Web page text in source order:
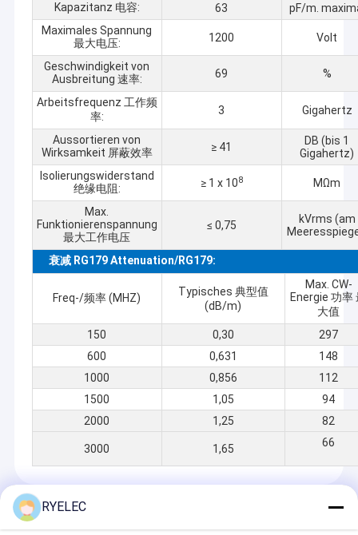
Kapazitanz 电容:
63
pF/m.
Maximales Spannung
最大电压:
1200 Volt
Geschwindigkeit von
Ausbreitung 速率:
69 %
Arbeitsfrequenz 工作频
率:
3 Gigahertz
Aussortieren von
Wirksamkeit 屏蔽效率
≥ 41
DB (bis 1
Gigahertz)
Isolierungswiderstand
绝缘电阻:
≥ 1 x 108 MΩm
Max.
Funktionierenspannung
最大工作电压
≤ 0,75
kVrms (am
衰减 RG179 Attenuation/RG179:
Freq-/频率 (MHZ)
Typisches 典型值
(dB/m)
Max. CW-
Energie 功率
大值
150
0,30
297
600
0,631
148
1000
0,856
112
1500
1,05
94
2000
1,25 82
3000 1,65 66
Recommended Products
RYELEC